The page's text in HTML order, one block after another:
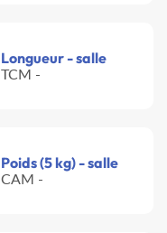
Longueur - salle
TCM -
Poids (5 kg) - salle
CAM -